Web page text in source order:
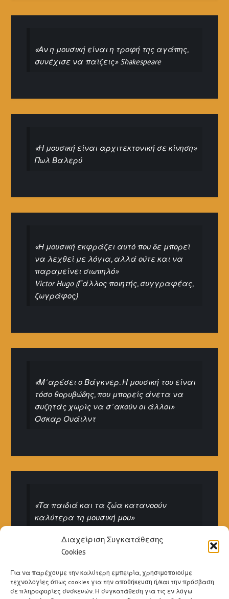
Διαχείριση Συγκατάθεσης
Cookies
Για να παρέχουμε την καλύτερη εμπειρία, χρησιμοποιούμε
τεχνολογίες όπως cookies για την αποθήκευση ή/και την πρόσβαση
σε πληροφορίες συσκευών. Η συγκατάθεση για τις εν λόγω
«Αν η μουσική είναι η τροφή της αγάπης,
συνέχισε να παίζεις» Shakespeare
«Η μουσική είναι αρχιτεκτονική σε κίνηση»
Πωλ Βαλερύ
«Η μουσική εκφράζει αυτό που δε μπορεί
να λεχθεί με λόγια, αλλά ούτε και να
παραμείνει σιωπηλό»
Victor Hugo (Γάλλος ποιητής, συγγραφέας,
ζωγράφος)
«Μ' αρέσει ο Βάγκνερ. Η μουσική του είναι
τόσο θορυβώδης, που μπορείς άνετα να
συζητάς χωρίς να σ' ακούν οι άλλοι»
Όσκαρ Ουάιλντ
«Τα παιδιά και τα ζώα κατανοούν
καλύτερα τη μουσική μου»